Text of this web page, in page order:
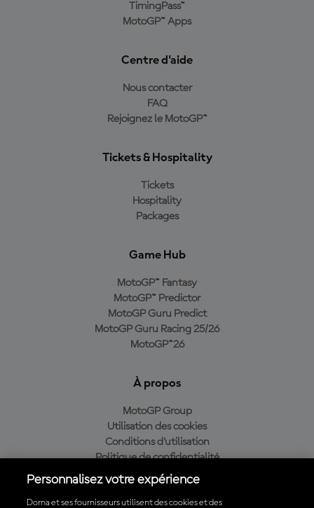
TimingPass™
MotoGP™ Apps
Centre d'aide
Nous contacter
FAQ
Rejoignez le MotoGP™
Tickets & Hospitality
Tickets
Hospitality
Packages
Game Hub
MotoGP™ Fantasy
MotoGP™ Predictor
MotoGP Guru Predict
MotoGP Guru Racing 25/26
MotoGP™26
À propos
MotoGP Group
Utilisation des cookies
Conditions d'utilisation
Politique de confidentialité
Politique d’achat
Personnalisez votre expérience
Dorna et ses fournisseurs utilisent des cookies et des